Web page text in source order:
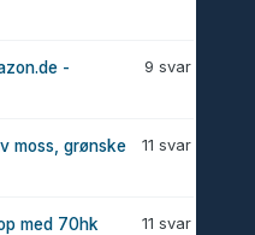
9 svar
-
11 svar
moss, grønske
11 svar
med 70hk